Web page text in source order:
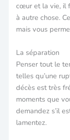
cœur et la vie, il
à autre chose.
mais vous
La séparation
Penser tout le
telles qu’une
décès est très
moments que
demandez s’il
lamentez.